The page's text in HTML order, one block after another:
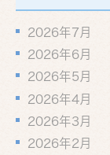
2026年7月
2026年6月
2026年5月
2026年4月
2026年3月
2026年2月